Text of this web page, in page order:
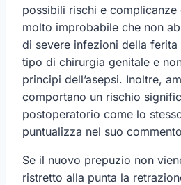
possibili rischi e complicanze
molto improbabile che non
di severe infezioni della ferita
tipo di chirurgia genitale e
principi dell’asepsi. Inoltre,
comportano un rischio
postoperatorio come lo
puntualizza nel suo
Se il nuovo prepuzio non
ristretto alla punta la